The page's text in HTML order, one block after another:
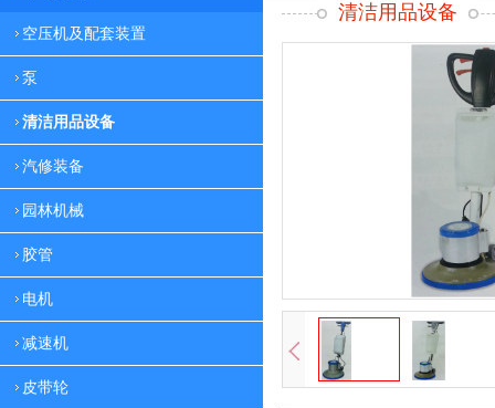
空压机及配套装置
泵
清洁用品设备
汽修装备
园林机械
胶管
电机
减速机
皮带轮
清洁用品设备